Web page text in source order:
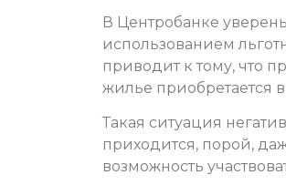
В Центробанке
использованием
приводит к тому, что
жилье приобретается
Такая ситуация
приходится, порой,
возможность